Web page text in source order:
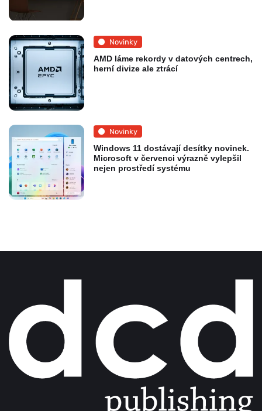
Novinky
AMD láme rekordy v datových centrech,
herní divize ale ztrácí
Novinky
Windows 11 dostávají desítky novinek.
Microsoft v červenci výrazně vylepšil
nejen prostředí systému